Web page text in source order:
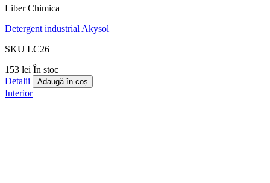
Liber Chimica
Detergent industrial Akysol
SKU LC26
153 lei În stoc
Detalii
Adaugă în coș
Interior